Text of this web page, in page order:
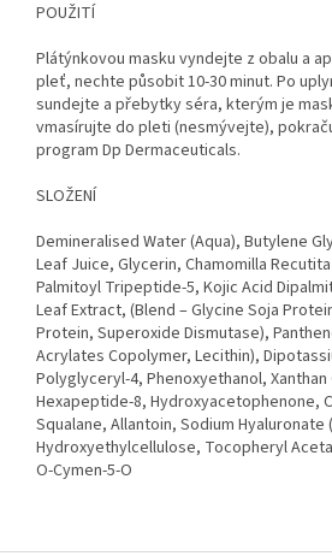
POUŽITÍ
Plátýnkovou masku vyndejte z obalu a
pleť, nechte působit 10-30 minut. Po
sundejte a přebytky séra, kterým je
vmasírujte do pleti (nesmývejte),
program Dp Dermaceuticals.
SLOŽENÍ
Demineralised Water (Aqua), Butylene
Leaf Juice, Glycerin, Chamomilla
Palmitoyl Tripeptide-5, Kojic Acid
Leaf Extract, (Blend – Glycine Soja
Protein, Superoxide Dismutase),
Acrylates Copolymer, Lecithin),
Polyglyceryl-4, Phenoxyethanol,
Hexapeptide-8, Hydroxyacetophenone,
Squalane, Allantoin, Sodium Hyaluronate
Hydroxyethylcellulose, Tocopheryl
O-Cymen-5-O